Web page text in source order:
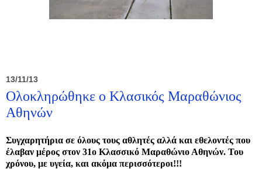
13/11/13
Ολοκληρώθηκε ο Κλασικός Μαραθώνιος
Αθηνών
Συγχαρητήρια σε όλους τους αθλητές αλλά και εθελοντές που
έλαβαν μέρος στον 31ο Κλασσικό Μαραθώνιο Αθηνών. Του
χρόνου, με υγεία, και ακόμα περισσότεροι!!!